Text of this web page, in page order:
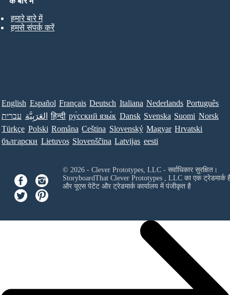
हमारे बारे में
हमसे संपर्क करें
English Español Français Deutsch Italiana Nederlands Português
עברית العَرَبِيَّة हिन्दी ру́сский язы́к Dansk Svenska Suomi Norsk
Türkçe Polski Româna Ceština Slovenský Magyar Hrvatski
български Lietuvos Slovenščina Latvijas eesti
© 2026 - Clever Prototypes, LLC - सर्वाधिकार सुरक्षित।
StoryboardThat Clever Prototypes , LLCका एक ट्रेडमार्क
और यूएस पेटेंट और ट्रेडमार्क कार्यालय में पंजीकृत है